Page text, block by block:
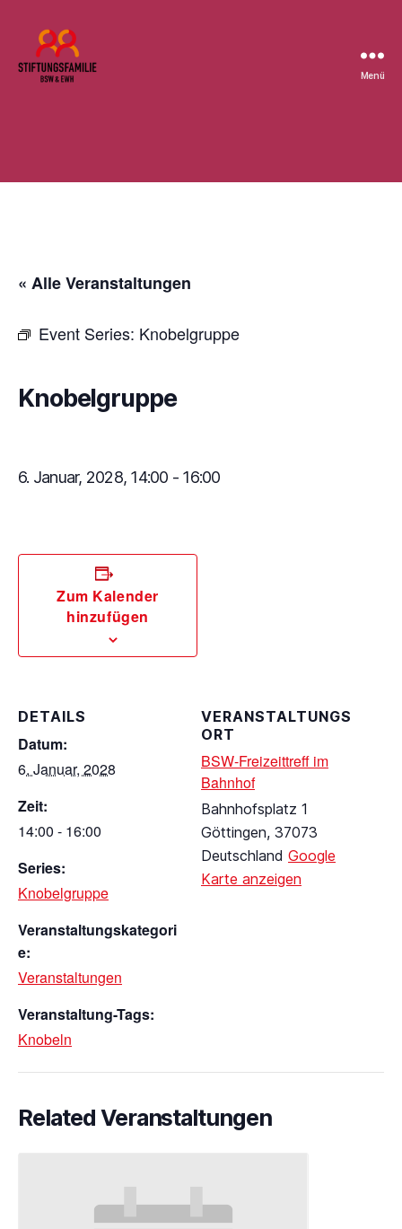
Menü
« Alle Veranstaltungen
Event Series: Knobelgruppe
Knobelgruppe
6. Januar, 2028, 14:00 - 16:00
Zum Kalender
hinzufügen
DETAILS
Datum:
6. Januar, 2028
Zeit:
14:00 - 16:00
Series:
Knobelgruppe
Veranstaltungskategori
e:
Veranstaltungen
Veranstaltung-Tags:
Knobeln
VERANSTALTUNGS
ORT
BSW-Freizeittreff im
Bahnhof
Bahnhofsplatz 1
Göttingen, 37073
Deutschland Google
Karte anzeigen
Related Veranstaltungen